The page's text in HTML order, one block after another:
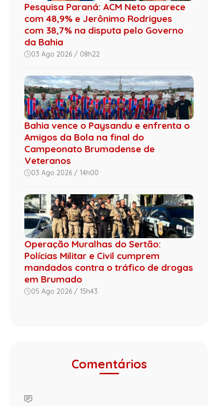
Pesquisa Paraná: ACM Neto aparece
com 48,9% e Jerônimo Rodrigues
com 38,7% na disputa pelo Governo
da Bahia
03 Ago 2026 / 08h22
Bahia vence o Paysandu e enfrenta o
Amigos da Bola na final do
Campeonato Brumadense de
Veteranos
03 Ago 2026 / 14h00
Operação Muralhas do Sertão:
Polícias Militar e Civil cumprem
mandados contra o tráfico de drogas
em Brumado
05 Ago 2026 / 15h43
Comentários